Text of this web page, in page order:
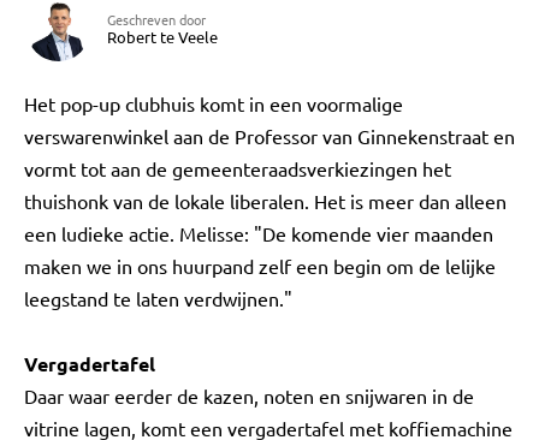
Geschreven door
Robert te Veele
Het pop-up clubhuis komt in een voormalige
verswarenwinkel aan de Professor van Ginnekenstraat en
vormt tot aan de gemeenteraadsverkiezingen het
thuishonk van de lokale liberalen. Het is meer dan alleen
een ludieke actie. Melisse: "De komende vier maanden
maken we in ons huurpand zelf een begin om de lelijke
leegstand te laten verdwijnen."
Vergadertafel
Daar waar eerder de kazen, noten en snijwaren in de
vitrine lagen, komt een vergadertafel met koffiemachine